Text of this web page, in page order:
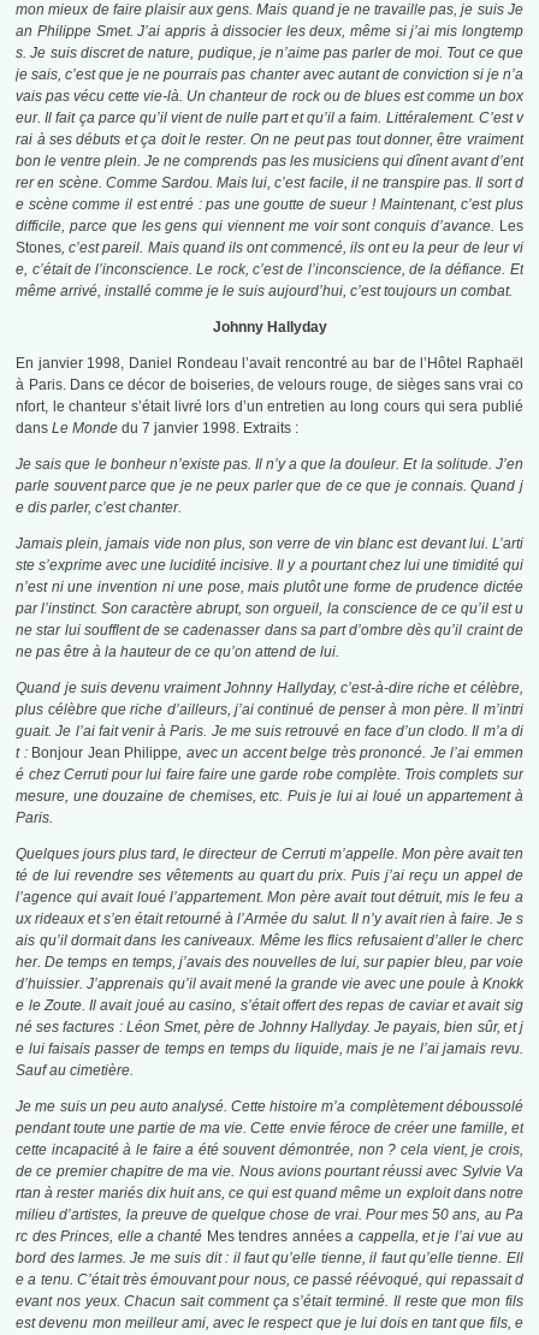
mon mieux de faire plaisir aux gens. Mais quand je ne travaille pas, je suis Je
an Philippe Smet. J’ai appris à dissocier les deux, même si j’ai mis longtemp
s. Je suis discret de nature, pudique, je n’aime pas parler de moi. Tout ce que
je sais, c’est que je ne pourrais pas chanter avec autant de conviction si je n’a
vais pas vécu cette vie-là. Un chanteur de rock ou de blues est comme un box
eur. Il fait ça parce qu’il vient de nulle part et qu’il a faim. Littéralement. C’est v
rai à ses débuts et ça doit le rester. On ne peut pas tout donner, être vraiment
bon le ventre plein. Je ne comprends pas les musiciens qui dînent avant d’ent
rer en scène. Comme Sardou. Mais lui, c’est facile, il ne transpire pas. Il sort d
e scène comme il est entré : pas une goutte de sueur ! Maintenant, c’est plus
difficile, parce que les gens qui viennent me voir sont conquis d’avance. Les
Stones, c’est pareil. Mais quand ils ont commencé, ils ont eu la peur de leur vi
e, c’était de l’inconscience. Le rock, c’est de l’inconscience, de la défiance. Et
même arrivé, installé comme je le suis aujourd’hui, c’est toujours un combat.
Johnny Hallyday
En janvier 1998, Daniel Rondeau l’avait rencontré au bar de l’Hôtel Raphaël
à Paris. Dans ce décor de boiseries, de velours rouge, de sièges sans vrai co
nfort, le chanteur s’était livré lors d’un entretien au long cours qui sera publié
dansLe Monde du 7 janvier 1998. Extraits :
Je sais que le bonheur n’existe pas. Il n’y a que la douleur. Et la solitude. J’en
parle souvent parce que je ne peux parler que de ce que je connais. Quand j
e dis parler, c’est chanter.
Jamais plein, jamais vide non plus, son verre de vin blanc est devant lui. L’arti
ste s’exprime avec une lucidité incisive. Il y a pourtant chez lui une timidité qui
n’est ni une invention ni une pose, mais plutôt une forme de prudence dictée
par l’instinct. Son caractère abrupt, son orgueil, la conscience de ce qu’il est u
ne star lui soufflent de se cadenasser dans sa part d’ombre dès qu’il craint de
ne pas être à la hauteur de ce qu’on attend de lui.
Quand je suis devenu vraiment Johnny Hallyday, c’est-à-dire riche et célèbre,
plus célèbre que riche d’ailleurs, j’ai continué de penser à mon père. Il m’intri
guait. Je l’ai fait venir à Paris. Je me suis retrouvé en face d’un clodo. Il m’a di
t : Bonjour Jean Philippe, avec un accent belge très prononcé. Je l’ai emmen
é chez Cerruti pour lui faire faire une garde robe complète. Trois complets sur
mesure, une douzaine de chemises, etc. Puis je lui ai loué un appartement à
Paris.
Quelques jours plus tard, le directeur de Cerruti m’appelle. Mon père avait ten
té de lui revendre ses vêtements au quart du prix. Puis j’ai reçu un appel de
l’agence qui avait loué l’appartement. Mon père avait tout détruit, mis le feu a
ux rideaux et s’en était retourné à l’Armée du salut. Il n’y avait rien à faire. Je s
ais qu’il dormait dans les caniveaux. Même les flics refusaient d’aller le cherc
her. De temps en temps, j’avais des nouvelles de lui, sur papier bleu, par voie
d’huissier. J’apprenais qu’il avait mené la grande vie avec une poule à Knokk
e le Zoute. Il avait joué au casino, s’était offert des repas de caviar et avait sig
né ses factures : Léon Smet, père de Johnny Hallyday. Je payais, bien sûr, et j
e lui faisais passer de temps en temps du liquide, mais je ne l’ai jamais revu.
Sauf au cimetière.
Je me suis un peu auto analysé. Cette histoire m’a complètement déboussolé
pendant toute une partie de ma vie. Cette envie féroce de créer une famille, et
cette incapacité à le faire a été souvent démontrée, non ? cela vient, je crois,
de ce premier chapitre de ma vie. Nous avions pourtant réussi avec Sylvie Va
rtan à rester mariés dix huit ans, ce qui est quand même un exploit dans notre
milieu d’artistes, la preuve de quelque chose de vrai. Pour mes 50 ans, au Pa
rc des Princes, elle a chanté Mes tendres annéesa cappella, et je l’ai vue au
bord des larmes. Je me suis dit : il faut qu’elle tienne, il faut qu’elle tienne. Ell
e a tenu. C’était très émouvant pour nous, ce passé réévoqué, qui repassait d
evant nos yeux. Chacun sait comment ça s’était terminé. Il reste que mon fils
est devenu mon meilleur ami, avec le respect que je lui dois en tant que fils, e